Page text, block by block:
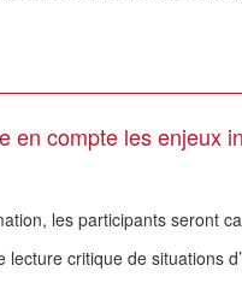
en compte les enjeux
les participants seront
lecture critique de situations